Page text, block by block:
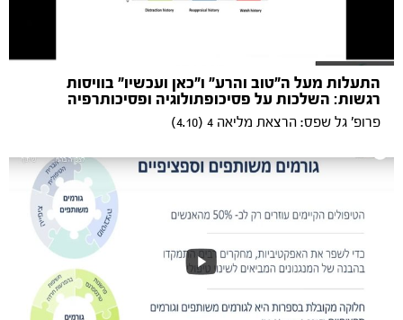
התעלות מעל ה"טוב והרע" ו"כאן ועכשיו" בוויסות
רגשות: השלכות על פסיכופתולוגיה ופסיכותרפיה
פרופ' גל שפס: הרצאת מליאה 4 (4.10)